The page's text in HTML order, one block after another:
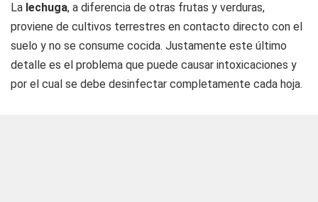
La lechuga, a diferencia de otras frutas y verduras,
proviene de cultivos terrestres en contacto directo con el
suelo y no se consume cocida. Justamente este último
detalle es el problema que puede causar intoxicaciones y
por el cual se debe desinfectar completamente cada hoja.